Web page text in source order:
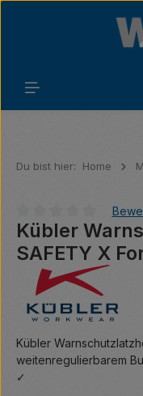
Zum Hauptinhalt
Du bist hier: Home
Durchschnittliche
Kübler
SAFETY X
Kübler
weitenregulierbarem
✓